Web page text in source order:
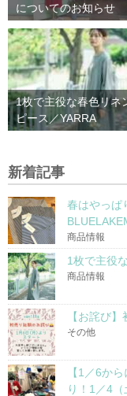
についてのお知らせ
1枚で主役な春色リネ
ピース／YARRA
新着記事
春はやっぱ
商品情報
1枚で主役
商品情報
【お詫び
その他
【1／6か
り！1／4（